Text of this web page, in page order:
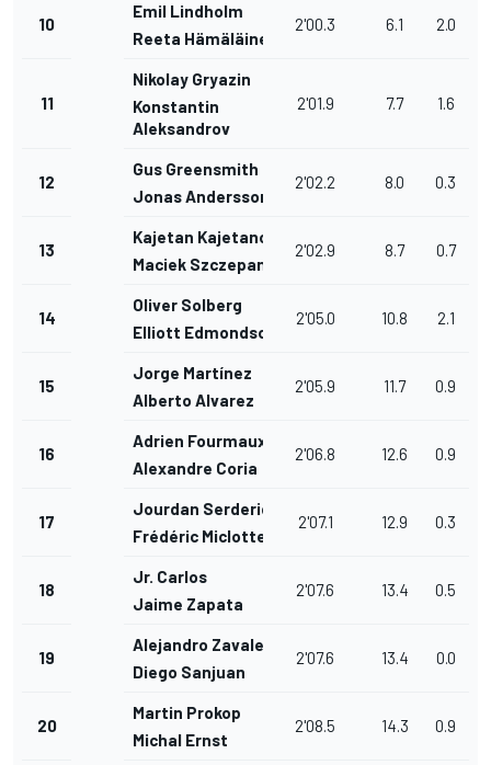
10
Emil Lindholm
Reeta Hämäläinen
2'00.3 6.1 2.0
11
Nikolay Gryazin
Konstantin
Aleksandrov
2'01.9 7.7 1.6
12
Gus Greensmith
Jonas Andersson
2'02.2 8.0 0.3
13
Kajetan Kajetanowicz
Maciek Szczepaniak
2'02.9 8.7 0.7
14
Oliver Solberg
Elliott Edmondson
2'05.0 10.8 2.1
15
Jorge Martínez
Alberto Alvarez
2'05.9 11.7 0.9
16
Adrien Fourmaux
Alexandre Coria
2'06.8 12.6 0.9
17
Jourdan Serderidis
Frédéric Miclotte
2'07.1 12.9 0.3
18
Jr. Carlos
Jaime Zapata
2'07.6 13.4 0.5
19
Alejandro Zavaleta
Diego Sanjuan
2'07.6 13.4 0.0
20
Martin Prokop
Michal Ernst
2'08.5 14.3 0.9